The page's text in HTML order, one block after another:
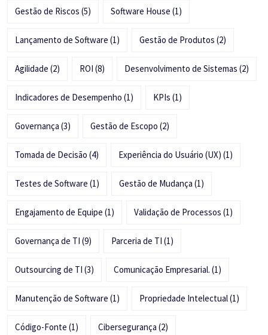
Gestão de Riscos (5) Software House (1)
Lançamento de Software (1) Gestão de Produtos (2)
Agilidade (2) ROI (8) Desenvolvimento de Sistemas (2)
Indicadores de Desempenho (1) KPIs (1)
Governança (3) Gestão de Escopo (2)
Tomada de Decisão (4) Experiência do Usuário (UX) (1)
Testes de Software (1) Gestão de Mudança (1)
Engajamento de Equipe (1) Validação de Processos (1)
Governança de TI (9) Parceria de TI (1)
Outsourcing de TI (3) Comunicação Empresarial. (1)
Manutenção de Software (1) Propriedade Intelectual(1)
Código-Fonte (1) Cibersegurança (2)